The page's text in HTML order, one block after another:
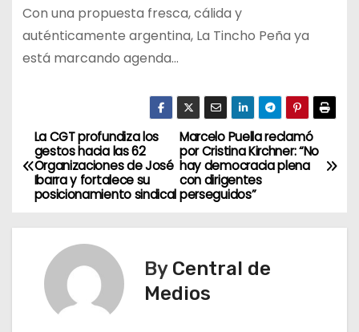
Con una propuesta fresca, cálida y
auténticamente argentina, La Tincho Peña ya
está marcando agenda…
N
a
Marcelo Puella reclamó
por Cristina Kirchner: “No
hay democracia plena
con dirigentes
perseguidos”
La CGT profundiza los
gestos hacia las 62
Organizaciones de José
Ibarra y fortalece su
posicionamiento sindical
By Central de
Medios